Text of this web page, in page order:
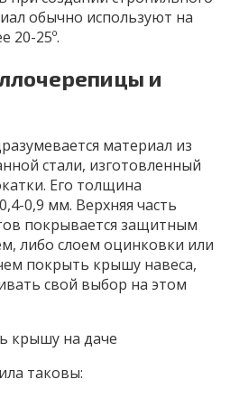
обычно используют на
20-25º.
и
материал из
стали, изготовленный
Его толщина
0,9 мм. Верхняя часть
покрывается защитным
либо слоем оцинковки или
покрыть крышу навеса,
свой выбор на этом
таковы: